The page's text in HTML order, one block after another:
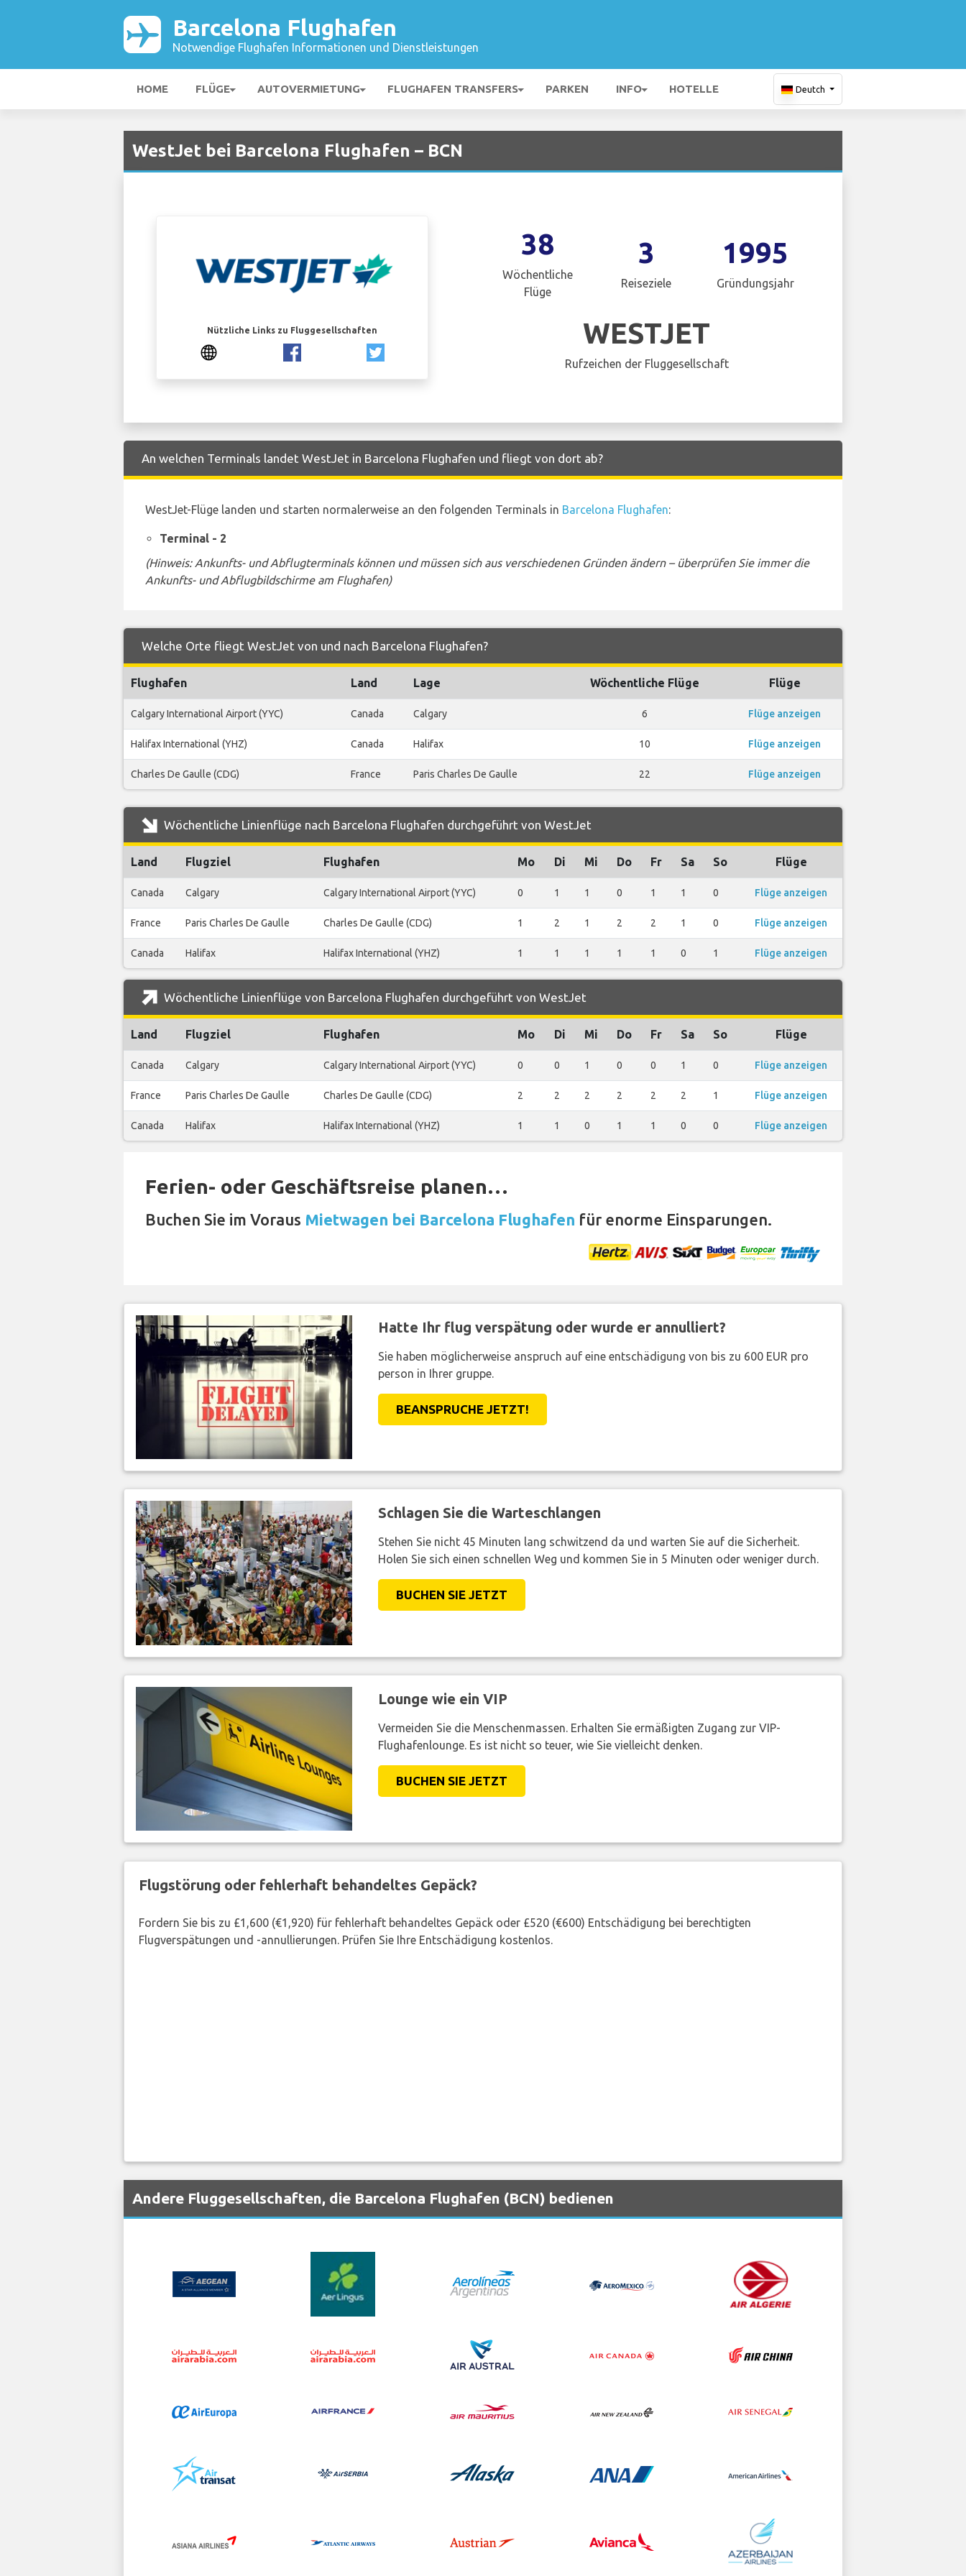
Barcelona Flughafen
Notwendige Flughafen Informationen und Dienstleistungen
HOME FLÜGE AUTOVERMIETUNG FLUGHAFEN TRANSFERS PARKEN INFO HOTELLE Deutch
WestJet bei Barcelona Flughafen – BCN
Nützliche Links zu Fluggesellschaften
38
Wöchentliche
Flüge
3
Reiseziele
1995
Gründungsjahr
WESTJET
Rufzeichen der Fluggesellschaft
An welchen Terminals landet WestJet in Barcelona Flughafen und fliegt von dort ab?
WestJet-Flüge landen und starten normalerweise an den folgenden Terminals in Barcelona Flughafen:
Terminal - 2
(Hinweis: Ankunfts- und Abflugterminals können und müssen sich aus verschiedenen Gründen ändern – überprüfen Sie immer die
Ankunfts- und Abflugbildschirme am Flughafen)
Welche Orte fliegt WestJet von und nach Barcelona Flughafen?
Flughafen Land Lage Wöchentliche Flüge Flüge
Calgary International Airport (YYC) Canada Calgary 6 Flüge anzeigen
Halifax International (YHZ) Canada Halifax 10 Flüge anzeigen
Charles De Gaulle (CDG) France Paris Charles De Gaulle 22 Flüge anzeigen
Wöchentliche Linienflüge nach Barcelona Flughafen durchgeführt von WestJet
Land Flugziel Flughafen Mo Di Mi Do Fr Sa So Flüge
Canada Calgary Calgary International Airport (YYC) 0 1 1 0 1 1 0 Flüge anzeigen
France Paris Charles De Gaulle Charles De Gaulle (CDG) 1 2 1 2 2 1 0 Flüge anzeigen
Canada Halifax Halifax International (YHZ) 1 1 1 1 1 0 1 Flüge anzeigen
Wöchentliche Linienflüge von Barcelona Flughafen durchgeführt von WestJet
Land Flugziel Flughafen Mo Di Mi Do Fr Sa So Flüge
Canada Calgary Calgary International Airport (YYC) 0 0 1 0 0 1 0 Flüge anzeigen
France Paris Charles De Gaulle Charles De Gaulle (CDG) 2 2 2 2 2 2 1 Flüge anzeigen
Canada Halifax Halifax International (YHZ) 1 1 0 1 1 0 0 Flüge anzeigen
Ferien- oder Geschäftsreise planen…
Buchen Sie im Voraus Mietwagen bei Barcelona Flughafen für enorme Einsparungen.
Hatte Ihr flug verspätung oder wurde er annulliert?
Sie haben möglicherweise anspruch auf eine entschädigung von bis zu 600 EUR pro
person in Ihrer gruppe.
BEANSPRUCHE JETZT!
Schlagen Sie die Warteschlangen
Stehen Sie nicht 45 Minuten lang schwitzend da und warten Sie auf die Sicherheit.
Holen Sie sich einen schnellen Weg und kommen Sie in 5 Minuten oder weniger durch.
BUCHEN SIE JETZT
Lounge wie ein VIP
Vermeiden Sie die Menschenmassen. Erhalten Sie ermäßigten Zugang zur VIP-
Flughafenlounge. Es ist nicht so teuer, wie Sie vielleicht denken.
BUCHEN SIE JETZT
Flugstörung oder fehlerhaft behandeltes Gepäck?
Fordern Sie bis zu £1,600 (€1,920) für fehlerhaft behandeltes Gepäck oder £520 (€600) Entschädigung bei berechtigten
Flugverspätungen und -annullierungen. Prüfen Sie Ihre Entschädigung kostenlos.
Andere Fluggesellschaften, die Barcelona Flughafen (BCN) bedienen